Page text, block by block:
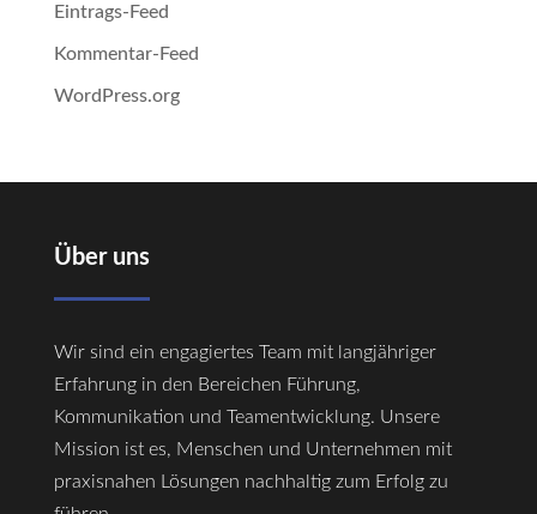
Eintrags-Feed
Kommentar-Feed
WordPress.org
Über uns
Wir sind ein engagiertes Team mit langjähriger
Erfahrung in den Bereichen Führung,
Kommunikation und Teamentwicklung. Unsere
Mission ist es, Menschen und Unternehmen mit
praxisnahen Lösungen nachhaltig zum Erfolg zu